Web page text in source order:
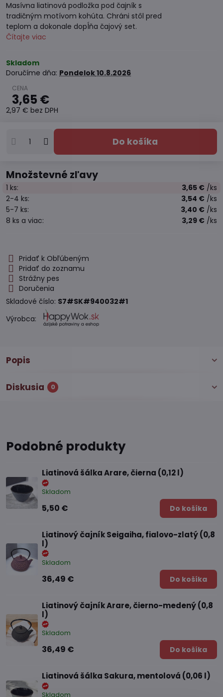
Masívna liatinová podložka pod čajník s
tradičným motívom kohúta. Chráni stôl pred
teplom a dokonale dopĺňa čajový set.
Čítajte viac
Skladom
Doručíme dňa: Pondelok10.8.2026
3,65 €
2,97 € bez DPH
Do košíka
Množstevné zľavy
1 ks: 3,65 € /ks
2-4 ks: 3,54 € /ks
5-7 ks: 3,40 € /ks
8 ks a viac: 3,29 € /ks
Pridať k Obľúbeným
Pridať do zoznamu
Strážny pes
Doručenia
Skladové číslo: S7#SK#940032#1
Výrobca:
Popis
Diskusia 0
Podobné produkty
Liatinová šálka Arare, čierna (0,12 l)
Skladom
5,50 € Do košíka
Liatinový čajník Seigaiha, fialovo-zlatý (0,8
l)
Skladom
36,49 € Do košíka
Liatinový čajník Arare, čierno-medený (0,8
l)
Skladom
36,49 € Do košíka
Liatinová šálka Sakura, mentolová (0,06 l)
Skladom